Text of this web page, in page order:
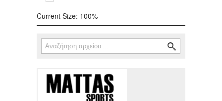
Current Size: 100%
Φόρμα αναζήτησης
Αναζήτηση